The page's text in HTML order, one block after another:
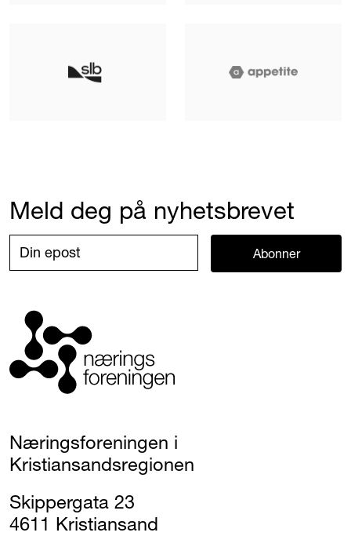
Meld deg på nyhetsbrevet
Abonner
Næringsforeningen i
Kristiansandsregionen
Skippergata 23
4611 Kristiansand